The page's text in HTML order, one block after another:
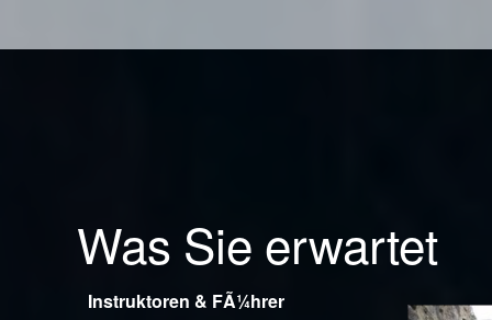
Was Sie erwartet
Instruktoren & FÃ¼hrer